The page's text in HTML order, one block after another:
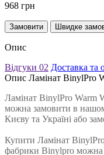
968 грн
Замовити Швидке
Опис
Відгуки 02 Доставка та
Опис Ламінат BinylPro
Ламінат BinylPro Warm
можна замовити в
Києву та Україні або
Купити Ламінат
фабрики Binylpro можна